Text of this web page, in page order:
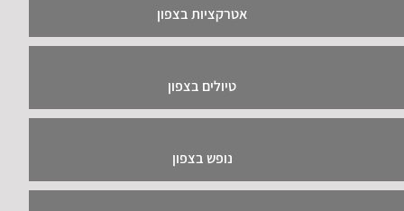
אטרקציות בצפון
טיולים בצפון
נופש בצפון